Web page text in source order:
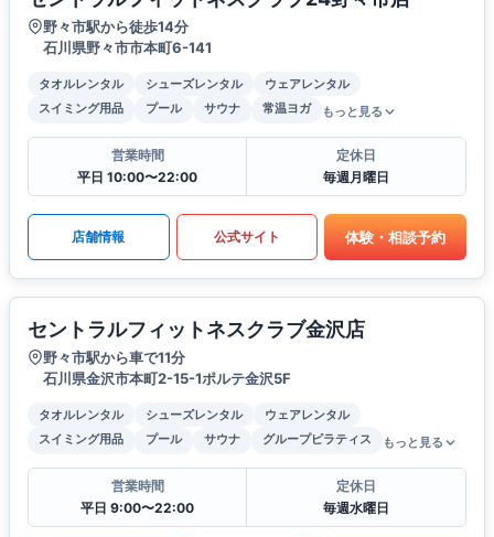
野々市駅から徒歩14分
石川県野々市市本町6-141
タオルレンタル シューズレンタル
ウェアレンタル
スイミング用品
プール サウナ 常温ヨガ もっと見る
営業時間
平日 10:00〜22:00
定休日
毎週月曜日
店舗情報 公式サイト 体験・相談予約
セントラルフィットネスクラブ金沢店
野々市駅から車で11分
石川県金沢市本町2-15-1ポルテ金沢5F
タオルレンタル シューズレンタル
ウェアレンタル
スイミング用品
プール サウナ グループピラティス もっと見る
営業時間
平日 9:00〜22:00
定休日
毎週水曜日